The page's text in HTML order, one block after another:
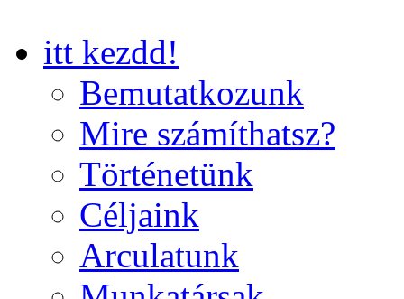
itt kezdd!
Bemutatkozunk
Mire számíthatsz?
Történetünk
Céljaink
Arculatunk